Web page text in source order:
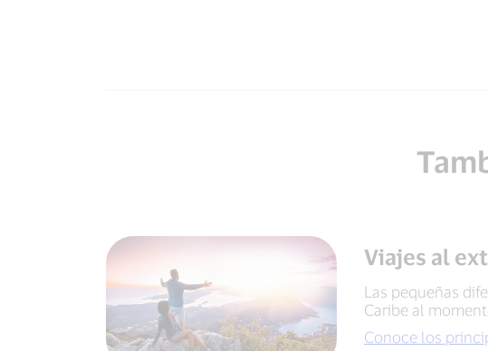
Viajes al
Las pequeñas
Caribe al
Conoce los